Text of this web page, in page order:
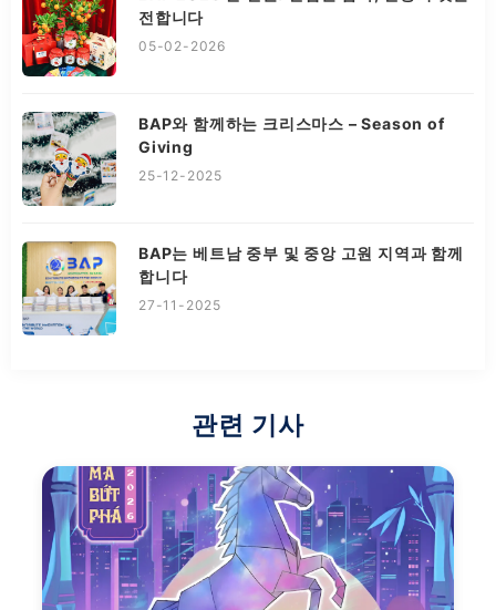
전합니다
05-02-2026
BAP와 함께하는 크리스마스 – Season of
Giving
25-12-2025
BAP는 베트남 중부 및 중앙 고원 지역과 함께
합니다
27-11-2025
관련 기사